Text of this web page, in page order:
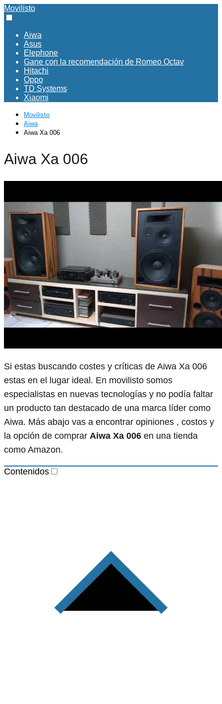
Movilisto
Aiwa
Asus
Elephone
Gane con la recomendación de Romeo Octav
Hitachi
Oppo
TD Systems
Xiaomi
Movilisto
Aiwa
Aiwa Xa 006
Aiwa Xa 006
Si estas buscando costes y críticas de Aiwa Xa 006
estas en el lugar ideal. En movilisto somos
especialistas en nuevas tecnologías y no podía faltar
un producto tan destacado de una marca líder como
Aiwa. Más abajo vas a encontrar opiniones , costos y
la opción de comprar Aiwa Xa 006 en una tienda
como Amazon.
Contenidos